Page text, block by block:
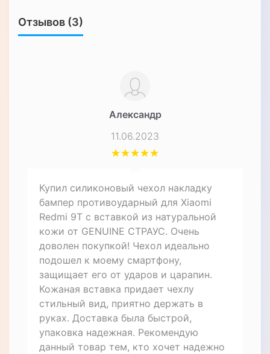
Отзывов (3)
Александр
11.06.2023
Купил силиконовый чехол накладку
бампер противоударный для Xiaomi
Redmi 9T с вставкой из натуральной
кожи от GENUINE СТРАУС. Очень
доволен покупкой! Чехол идеально
подошел к моему смартфону,
защищает его от ударов и царапин.
Кожаная вставка придает чехлу
стильный вид, приятно держать в
руках. Доставка была быстрой,
упаковка надежная. Рекомендую
данный товар тем, кто хочет надежно